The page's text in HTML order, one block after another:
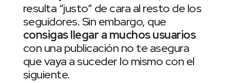
resulta “justo” de cara al resto de los
seguidores. Sin embargo, que
consigas llegar a muchos usuarios
con una publicación no te asegura
que vaya a suceder lo mismo con el
siguiente.